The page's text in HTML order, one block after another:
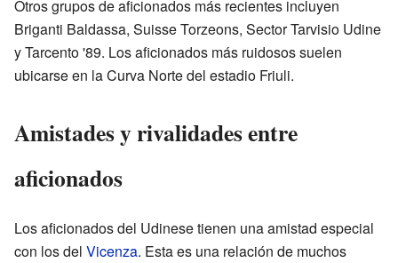
Otros grupos de aficionados más recientes incluyen
Briganti Baldassa, Suisse Torzeons, Sector Tarvisio Udine
y Tarcento '89. Los aficionados más ruidosos suelen
ubicarse en la Curva Norte del estadio Friuli.
Amistades y rivalidades entre
aficionados
Los aficionados del Udinese tienen una amistad especial
con los del Vicenza. Esta es una relación de muchos